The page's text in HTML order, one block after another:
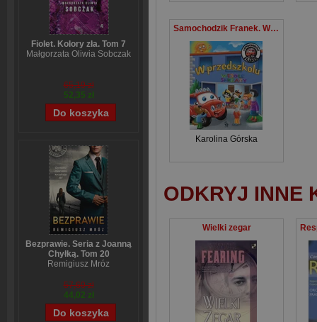
Fiolet. Kolory zła. Tom 7
Małgorzata Oliwia Sobczak
65,19 zł
52,35 zł
Bezprawie. Seria z Joanną
Chyłką. Tom 20
Remigiusz Mróz
57,60 zł
44,02 zł
Samochodzik Franek. W przedszkolu
Karolina Górska
ODKRYJ INNE
Wielki zegar